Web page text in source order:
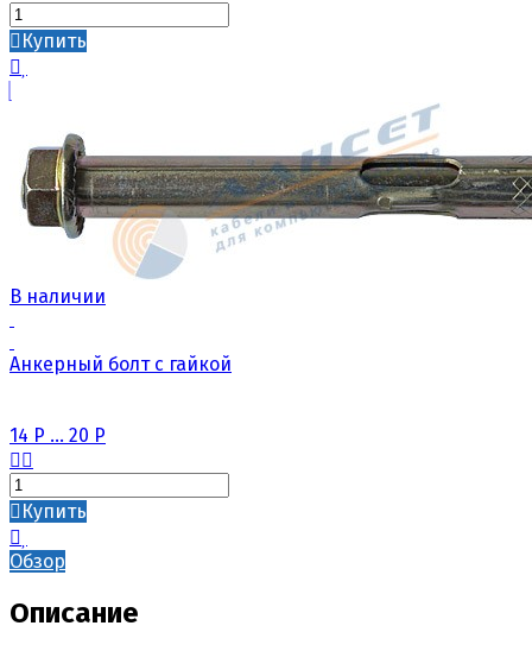
Купить
В наличии
Анкерный болт с гайкой
14 Р ... 20 Р
Купить
Обзор
Описание